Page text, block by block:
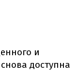
и
доступна